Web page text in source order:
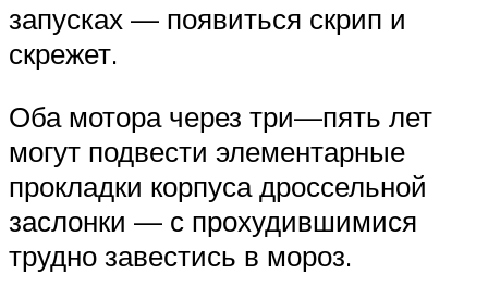
запусках — появиться скрип и
скрежет.
Оба мотора через три—пять лет
могут подвести элементарные
прокладки корпуса дроссельной
заслонки — с прохудившимися
трудно завестись в мороз.